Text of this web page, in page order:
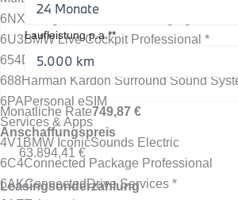
6NX
6U3BMW Live Cockpit Professional *
654DAB Tuner
688 Harman Kardon Surround Sound
6PA Personal eSIM
Services & Apps
4V1 BMW IconicSounds Electric
6C4Connected Package Professional
6AKConnectedDrive Services *
Laufleistung p.a.**
Monatliche Rate749,87 €
Anschaffungspreis
63.894,41 €
Leasingsonderzahlung